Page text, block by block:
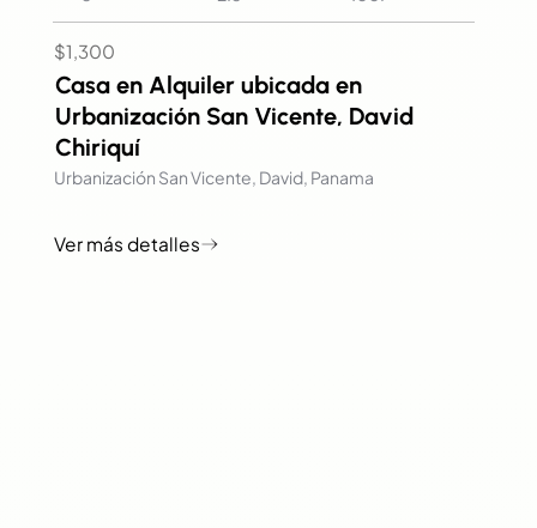
$1,300
Casa en Alquiler ubicada en
Urbanización San Vicente, David
Chiriquí
Urbanización San Vicente, David, Panama